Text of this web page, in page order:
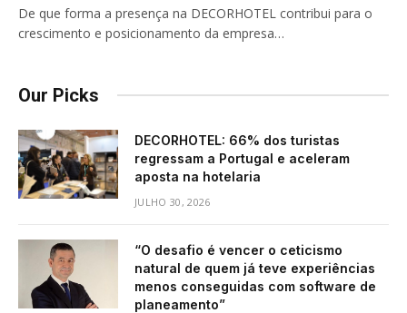
De que forma a presença na DECORHOTEL contribui para o
crescimento e posicionamento da empresa…
Our Picks
DECORHOTEL: 66% dos turistas
regressam a Portugal e aceleram
aposta na hotelaria
JULHO 30, 2026
“O desafio é vencer o ceticismo
natural de quem já teve experiências
menos conseguidas com software de
planeamento”